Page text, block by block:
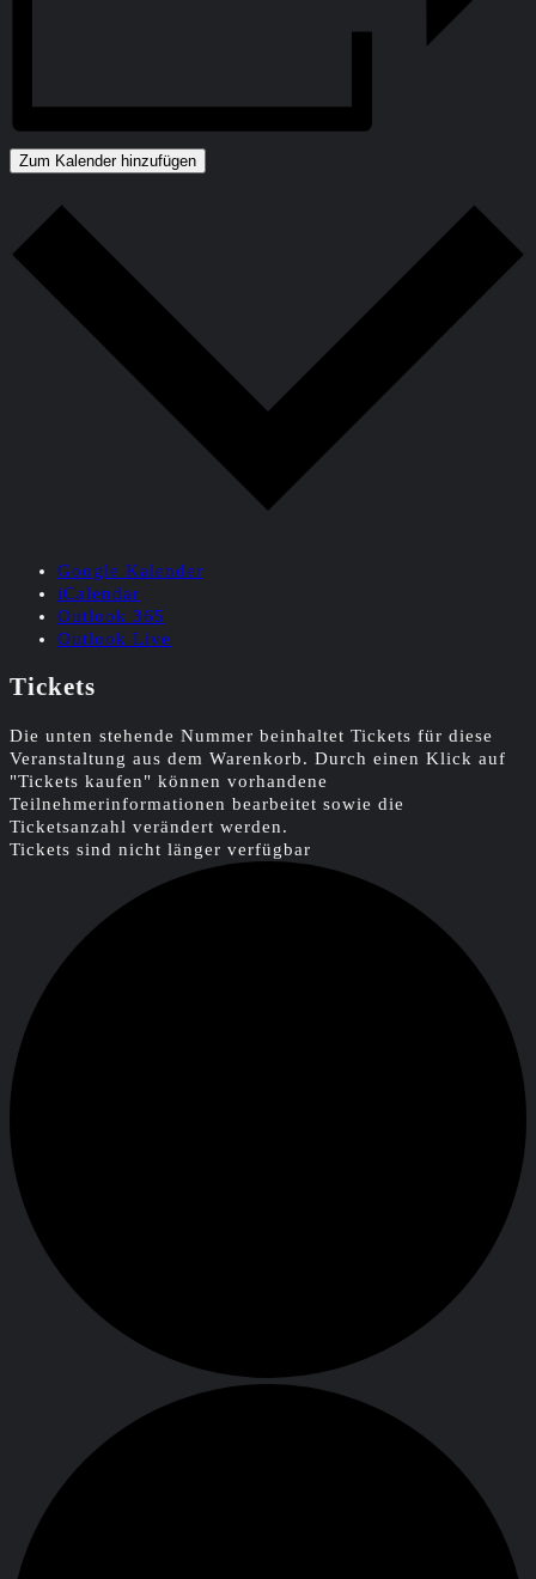
Zum Kalender hinzufügen
Google Kalender
iCalendar
Outlook 365
Outlook Live
Tickets
Die unten stehende Nummer beinhaltet Tickets für diese
Veranstaltung aus dem Warenkorb. Durch einen Klick auf
"Tickets kaufen" können vorhandene
Teilnehmerinformationen bearbeitet sowie die
Ticketsanzahl verändert werden.
Tickets sind nicht länger verfügbar